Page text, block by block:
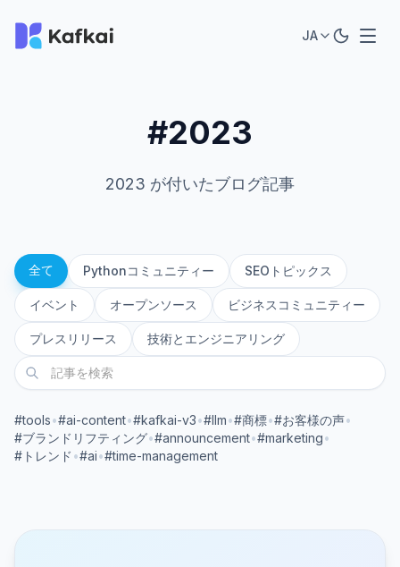
JA
#2023
2023 が付いたブログ記事
全て Pythonコミュニティー SEOトピックス
イベント オープンソース ビジネスコミュニティー
プレスリリース 技術とエンジニアリング
#tools•#ai-content•#kafkai-v3•#llm•#商標•#お客様の声•
#ブランドリフティング•#announcement•#marketing•
#トレンド •#ai•#time-management